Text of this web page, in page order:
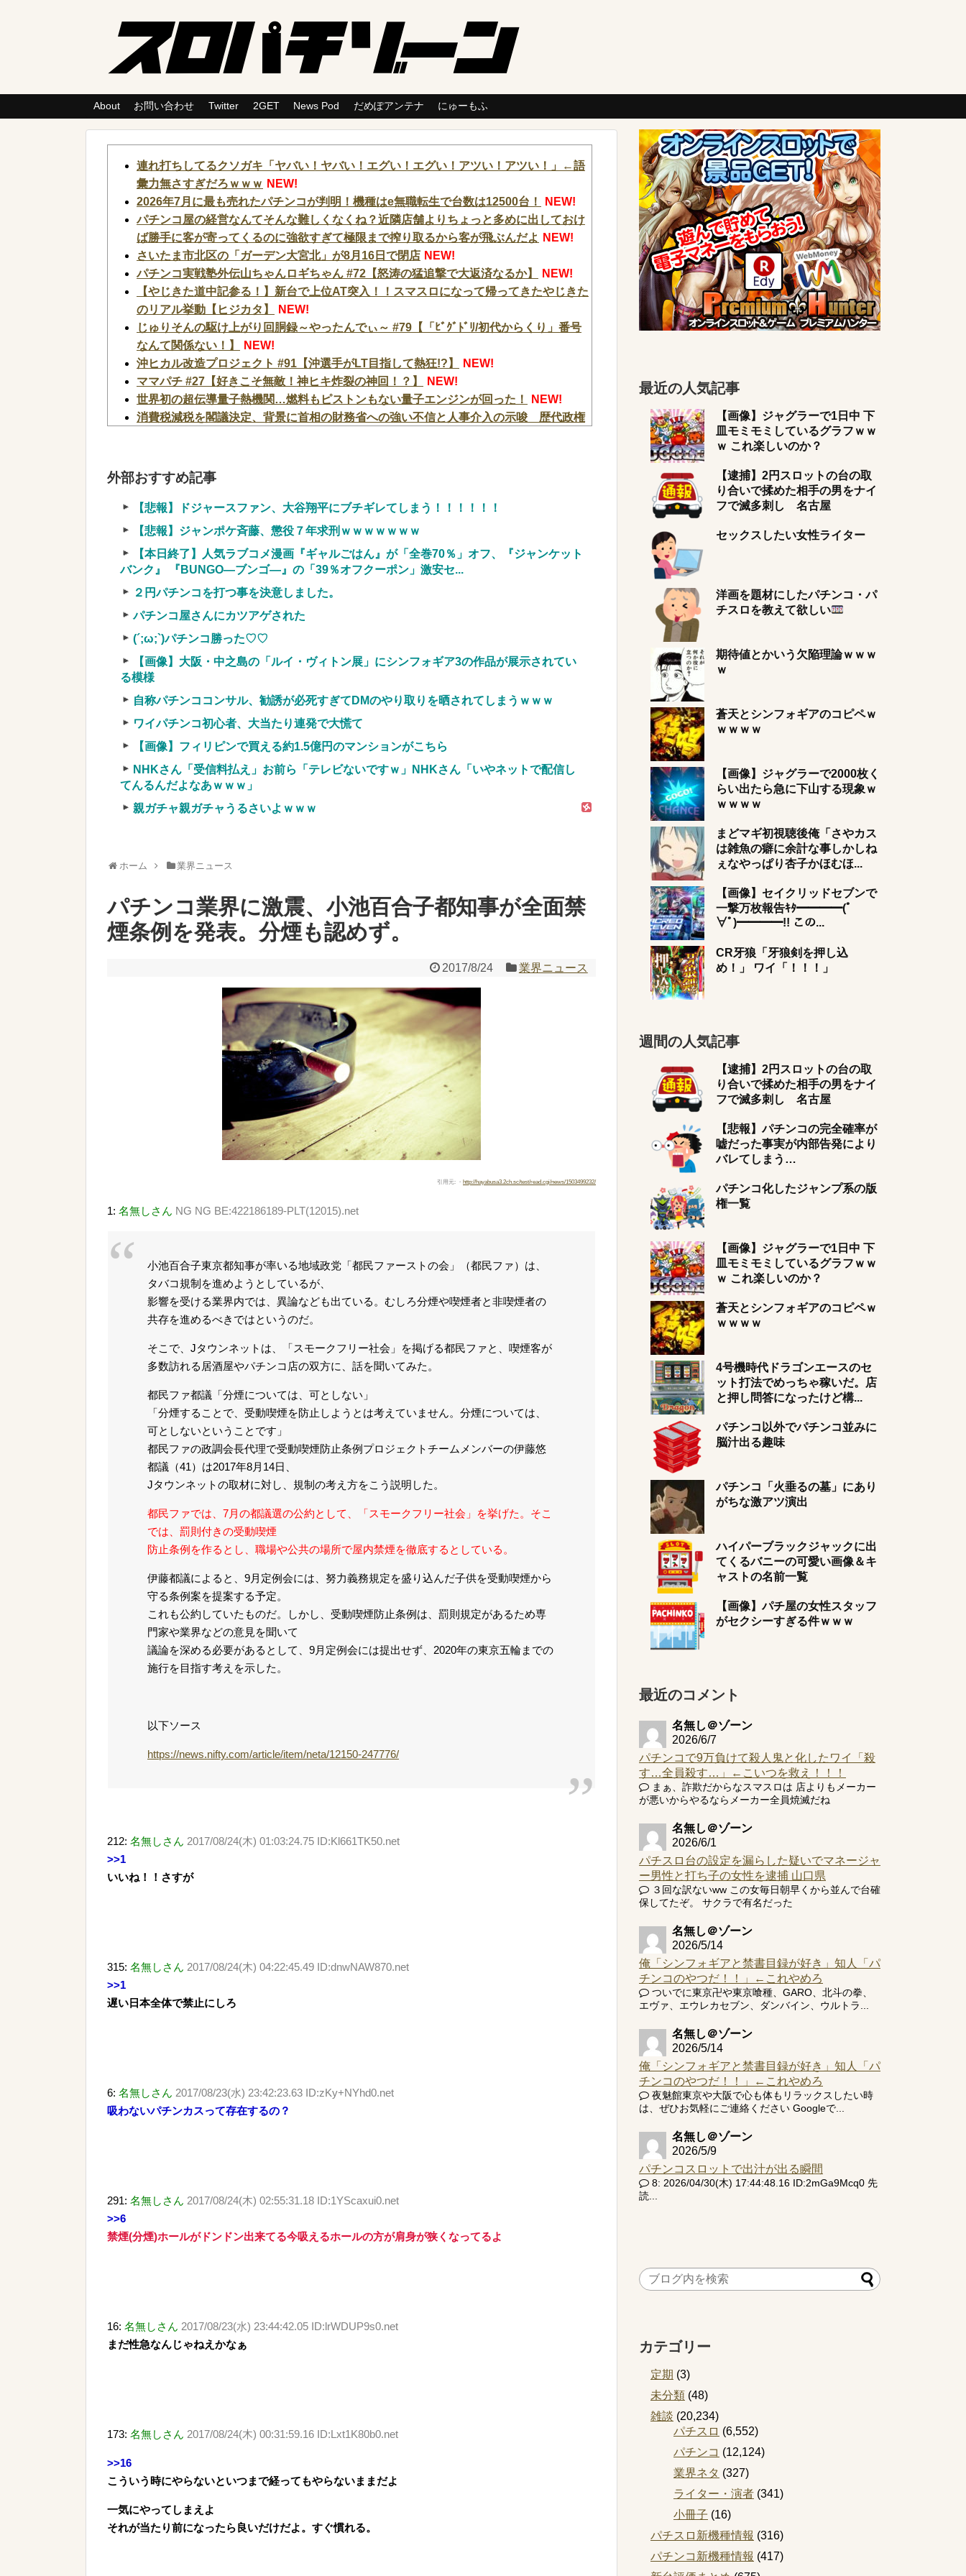
About お問い合わせ Twitter 2GET News Pod だめぽアンテナ にゅーもふ
連れ打ちしてるクソガキ「ヤバい！ヤバい！エグい！エグい！アツい！アツい！」←語
彙力無さすぎだろｗｗｗ NEW!
2026年7月に最も売れたパチンコが判明！機種はe無職転生で台数は12500台！
NEW!
パチンコ屋の経営なんてそんな難しくなくね？近隣店舗よりちょっと多めに出しておけ
ば勝手に客が寄ってくるのに強欲すぎて極限まで搾り取るから客が飛ぶんだよ
NEW!
さいたま市北区の「ガーデン大宮北」が8月16日で閉店 NEW!
パチンコ実戦塾外伝山ちゃんロギちゃん #72【怒涛の猛追撃で大返済なるか】
NEW!
【やじきた道中記参る！】新台で上位AT突入！！スマスロになって帰ってきたやじきた
のリアル挙動【ヒジカタ】
NEW!
じゅりそんの駆け上がり回胴録～やったんでぃ～ #79【「ﾋﾞｸﾞﾄﾞﾘ/初代からくり」番号
なんて関係ない！】
NEW!
沖ヒカル改造プロジェクト #91【沖選手がLT目指して熱狂!?】
NEW!
ママパチ #27【好きこそ無敵！神ヒキ炸裂の神回！？】
NEW!
世界初の超伝導量子熱機関…燃料もピストンもない量子エンジンが回った！
NEW!
消費税減税を閣議決定、背景に首相の財務省への強い不信と人事介入の示唆 歴代政権
レンスキー氏が非難！
韓国Webtoon企業の最後の牙城だった日本市場、韓国の自慢の種だった某アプリが遂
に……
NEW!
【衝撃】YouTuber山口達也さん、チェンソーで竹を切るだけで600万再生を突破してし
【超絶悲報】婚活女子さん、残酷な現実に気付いてしまった結果…
NEW!
【速報】へずまりゅうさん、完全に聖人の顔へ←これw w w w w w w w
【緊急】爆美女「すみません。砲弾3つ持ってきました」警察「！？」自衛隊「！？」→
結果w w w w w w w w NEW!
実質確率という罠
【競馬・難解】6/30(水)第44回帝王賞(JpnI) Part6 みんなの予想
名機が生まれなかった悲しい枠
Powered by livedoor 相互RSS
外部おすすめ記事
【悲報】ドジャースファン、大谷翔平にブチギレてしまう！！！！！！
【悲報】ジャンポケ斉藤、懲役７年求刑ｗｗｗｗｗｗｗ
【本日終了】人気ラブコメ漫画『ギャルごはん』が「全巻70％」オフ、『ジャンケット
バンク』 『BUNGO―ブンゴ―』の「39％オフクーポン」激安セ...
２円パチンコを打つ事を決意しました。
パチンコ屋さんにカツアゲされた
(´;ω;`)パチンコ勝った♡♡
【画像】大阪・中之島の「ルイ・ヴィトン展」にシンフォギア3の作品が展示されてい
る模様
自称パチンココンサル、勧誘が必死すぎてDMのやり取りを晒されてしまうｗｗｗ
ワイパチンコ初心者、大当たり連発で大慌て
【画像】フィリピンで買える約1.5億円のマンションがこちら
NHKさん「受信料払え」お前ら「テレビないですｗ」NHKさん「いやネットで配信し
てんるんだよなあｗｗｗ」
親ガチャ親ガチャうるさいよｗｗｗ
ホーム 業界ニュース
パチンコ業界に激震、小池百合子都知事が全面禁
煙条例を発表。分煙も認めず。
2017/8/24 業界ニュース
引用元: ・ http://hayabusa3.2ch.sc/test/read.cgi/news/1503499232/
1: 名無しさん NG NG BE:422186189-PLT(12015).net
小池百合子東京都知事が率いる地域政党「都民ファーストの会」（都民ファ）は、
タバコ規制を進めようとしているが、
影響を受ける業界内では、異論なども出ている。むしろ分煙や喫煙者と非喫煙者の
共存を進めるべきではというのだ。
そこで、Jタウンネットは、「スモークフリー社会」を掲げる都民ファと、喫煙客が
多数訪れる居酒屋やパチンコ店の双方に、話を聞いてみた。
都民ファ都議「分煙については、可としない」
「分煙することで、受動喫煙を防止しようとは考えていません。分煙については、
可としないということです」
都民ファの政調会長代理で受動喫煙防止条例プロジェクトチームメンバーの伊藤悠
都議（41）は2017年8月14日、
Jタウンネットの取材に対し、規制の考え方をこう説明した。
都民ファでは、7月の都議選の公約として、「スモークフリー社会」を挙げた。そこ
では、罰則付きの受動喫煙
防止条例を作るとし、職場や公共の場所で屋内禁煙を徹底するとしている。
伊藤都議によると、9月定例会には、努力義務規定を盛り込んだ子供を受動喫煙から
守る条例案を提案する予定。
これも公約していたものだ。しかし、受動喫煙防止条例は、罰則規定があるため専
門家や業界などの意見を聞いて
議論を深める必要があるとして、9月定例会には提出せず、2020年の東京五輪までの
施行を目指す考えを示した。
以下ソース
https://news.nifty.com/article/item/neta/12150-247776/
212: 名無しさん 2017/08/24(木) 01:03:24.75 ID:Kl661TK50.net
>>1
いいね！！さすが
315: 名無しさん 2017/08/24(木) 04:22:45.49 ID:dnwNAW870.net
>>1
遅い日本全体で禁止にしろ
6: 名無しさん 2017/08/23(水) 23:42:23.63 ID:zKy+NYhd0.net
吸わないパチンカスって存在するの？
291: 名無しさん 2017/08/24(木) 02:55:31.18 ID:1YScaxui0.net
>>6
禁煙(分煙)ホールがドンドン出来てる今吸えるホールの方が肩身が狭くなってるよ
16: 名無しさん 2017/08/23(水) 23:44:42.05 ID:lrWDUP9s0.net
まだ性急なんじゃねえかなぁ
173: 名無しさん 2017/08/24(木) 00:31:59.16 ID:Lxt1K80b0.net
>>16
こういう時にやらないといつまで経ってもやらないままだよ
一気にやってしまえよ
それが当たり前になったら良いだけだよ。すぐ慣れる。
最近の人気記事
【画像】ジャグラーで1日中 下
皿モミモミしているグラフｗｗ
ｗ これ楽しいのか？
【逮捕】2円スロットの台の取
り合いで揉めた相手の男をナイ
フで滅多刺し 名古屋
セックスしたい女性ライター
洋画を題材にしたパチンコ・パ
チスロを教えて欲しい
期待値とかいう欠陥理論ｗｗｗ
ｗ
蒼天とシンフォギアのコピペｗ
ｗｗｗｗ
【画像】ジャグラーで2000枚く
らい出たら急に下山する現象ｗ
ｗｗｗｗ
まどマギ初視聴後俺「さやカス
は雑魚の癖に余計な事しかしね
ぇなやっぱり杏子かほむほ...
【画像】セイクリッドセブンで
一撃万枚報告ｷﾀ━━━━(ﾟ
∀ﾟ)━━━━!! この...
CR牙狼「牙狼剣を押し込
め！」 ワイ「！！！」
週間の人気記事
【逮捕】2円スロットの台の取
り合いで揉めた相手の男をナイ
フで滅多刺し 名古屋
【悲報】パチンコの完全確率が
嘘だった事実が内部告発により
バレてしまう…
パチンコ化したジャンプ系の版
権一覧
【画像】ジャグラーで1日中 下
皿モミモミしているグラフｗｗ
ｗ これ楽しいのか？
蒼天とシンフォギアのコピペｗ
ｗｗｗｗ
4号機時代ドラゴンエースのセ
ット打法でめっちゃ稼いだ。店
と押し問答になったけど構...
パチンコ以外でパチンコ並みに
脳汁出る趣味
パチンコ「火垂るの墓」にあり
がちな激アツ演出
ハイパーブラックジャックに出
てくるバニーの可愛い画像＆キ
ャストの名前一覧
【画像】パチ屋の女性スタッフ
がセクシーすぎる件ｗｗｗ
最近のコメント
名無し＠ゾーン
2026/6/7
パチンコで9万負けて殺人鬼と化したワイ「殺
す…全員殺す…」←こいつを救え！！！
まぁ、詐欺だからなスマスロは 店よりもメーカー
が悪いからやるならメーカー全員焼滅だね
名無し＠ゾーン
2026/6/1
パチスロ台の設定を漏らした疑いでマネージャ
ー男性と打ち子の女性を逮捕 山口県
３回な訳ないww この女毎日朝早くから並んで台確
保してたぞ。 サクラで有名だった
名無し＠ゾーン
2026/5/14
俺「シンフォギアと禁書目録が好き」知人「パ
チンコのやつだ！！」←これやめろ
ついでに東京卍や東京喰種、GARO、北斗の拳、
エヴァ、エウレカセブン、ダンバイン、ウルトラ...
名無し＠ゾーン
2026/5/14
俺「シンフォギアと禁書目録が好き」知人「パ
チンコのやつだ！！」←これやめろ
夜魅館東京や大阪で心も体もリラックスしたい時
は、ぜひお気軽にご連絡ください Googleで...
名無し＠ゾーン
2026/5/9
パチンコスロットで出汁が出る瞬間
8: 2026/04/30(木) 17:44:48.16 ID:2mGa9Mcq0 先
読...
カテゴリー
定期 (3)
未分類 (48)
雑談 (20,234)
パチスロ (6,552)
パチンコ (12,124)
業界ネタ (327)
ライター・演者 (341)
小冊子 (16)
パチスロ新機種情報 (316)
パチンコ新機種情報 (417)